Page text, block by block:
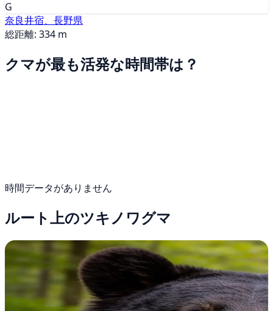
G
奈良井宿、長野県
総距離: 334 m
クマが最も活発な時間帯は？
時間データがありません
ルート上のツキノワグマ